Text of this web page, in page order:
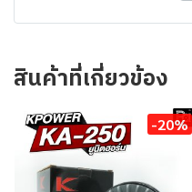
สินค้าที่เกี่ยวข้อง
-20%